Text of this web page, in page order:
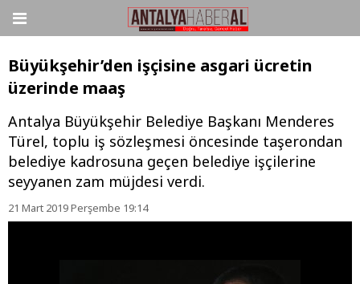
Büyükşehir’den işçisine asgari ücretin
üzerinde maaş
Antalya Büyükşehir Belediye Başkanı Menderes
Türel, toplu iş sözleşmesi öncesinde taşerondan
belediye kadrosuna geçen belediye işçilerine
seyyanen zam müjdesi verdi.
21 Mart 2019 Perşembe 19:14